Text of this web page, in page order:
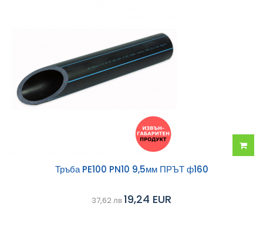
Тръба PE100 PN10 9,5мм ПРЪТ ф160
37,62 лв19,24 EUR